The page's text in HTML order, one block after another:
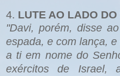
4. LUTE AO LADO DO
"Davi, porém, disse
espada, e com lança,
a ti em nome do
exércitos de Israel,